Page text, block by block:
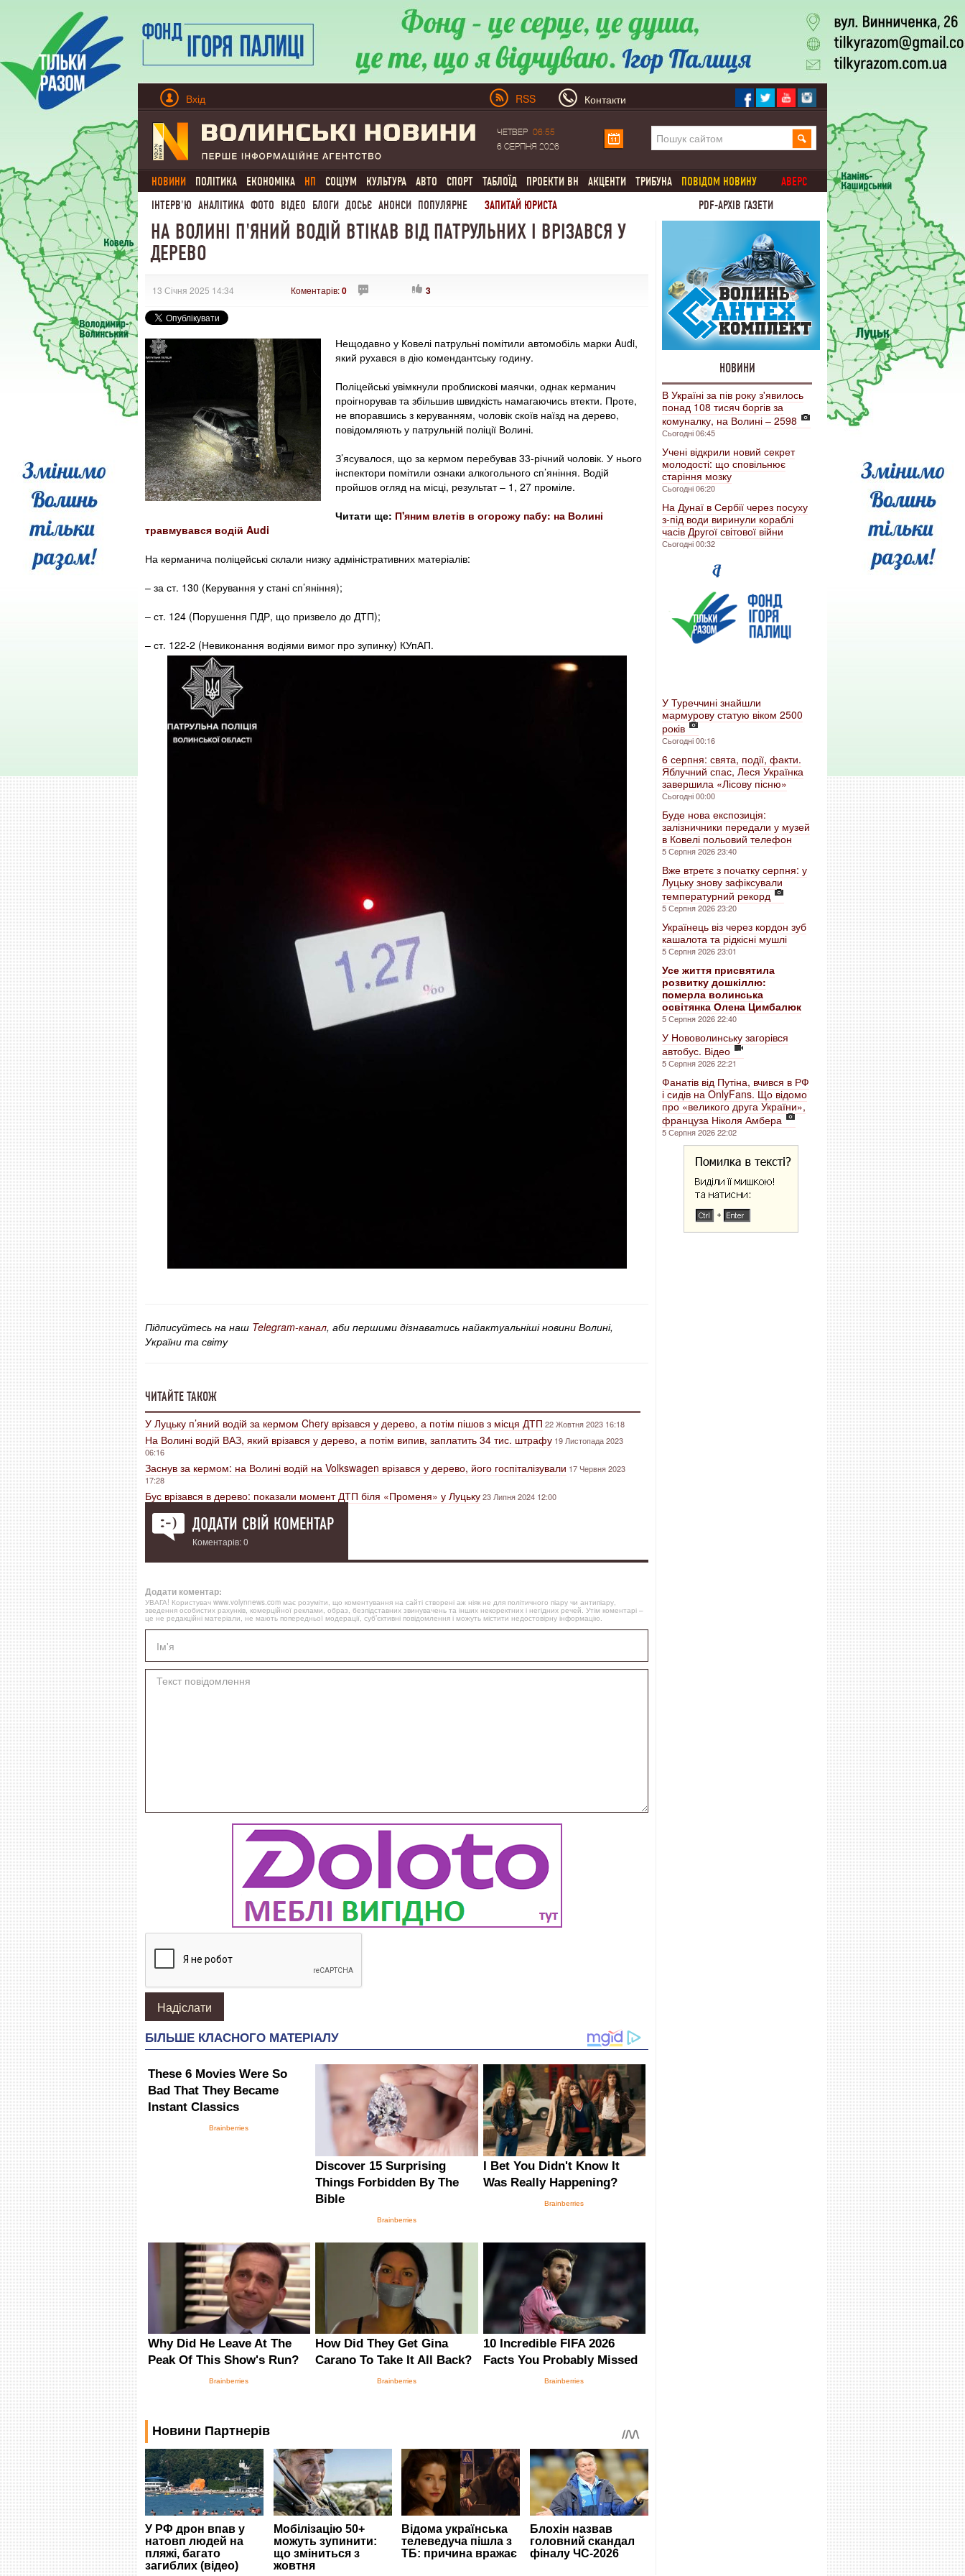
Вхід RSS Контакти
ЧЕТВЕР
06:55
6 СЕРПНЯ 2026
НОВИНИ ПОЛІТИКА ЕКОНОМІКА НП СОЦІУМ КУЛЬТУРА АВТО СПОРТ ТАБЛОЇД ПРОЕКТИ ВН АКЦЕНТИ ТРИБУНА ПОВІДОМ НОВИНУ
АВЕРС
ІНТЕРВ'Ю АНАЛІТИКА ФОТО ВІДЕО БЛОГИ ДОСЬЄ АНОНСИ ПОПУЛЯРНЕ ЗАПИТАЙ ЮРИСТА PDF-АРХІВ ГАЗЕТИ
НА ВОЛИНІ П'ЯНИЙ ВОДІЙ ВТІКАВ ВІД ПАТРУЛЬНИХ І ВРІЗАВСЯ У
ДЕРЕВО
13 Січня 2025 14:34 Коментарів:0 3
Нещодавно у Ковелі патрульні помітили автомобіль марки Audi,
який рухався в дію комендантську годину.
Поліцейські увімкнули проблискові маячки, однак керманич
проігнорував та збільшив швидкість намагаючись втекти. Проте,
не впоравшись з керуванням, чоловік скоїв наїзд на дерево,
повідомляють у патрульній поліції Волині.
З’ясувалося, що за кермом перебував 33-річний чоловік. У нього
інспектори помітили ознаки алкогольного сп’яніння. Водій
пройшов огляд на місці, результат – 1, 27 проміле.
Читати ще: П'яним влетів в огорожу пабу: на Волині
травмувався водій Audi
На керманича поліцейські склали низку адміністративних матеріалів:
– за ст. 130 (Керування у стані сп’яніння);
– ст. 124 (Порушення ПДР, що призвело до ДТП);
– ст. 122-2 (Невиконання водіями вимог про зупинку) КУпАП.
Підписуйтесь на наш Telegram-канал, аби першими дізнаватись найактуальніші новини Волині,
України та світу
ЧИТАЙТЕ ТАКОЖ
У Луцьку п’яний водій за кермом Chery врізався у дерево, а потім пішов з місця ДТП 22 Жовтня 2023 16:18
На Волині водій ВАЗ, який врізався у дерево, а потім випив, заплатить 34 тис. штрафу 19 Листопада 2023
06:16
Заснув за кермом: на Волині водій на Volkswagen врізався у дерево, його госпіталізували 17 Червня 2023
17:28
Бус врізався в дерево: показали момент ДТП біля «Променя» у Луцьку23 Липня 2024 12:00
ДОДАТИ СВІЙ КОМЕНТАР
Коментарів: 0
Додати коментар:
УВАГА! Користувач www.volynnews.com має розуміти, що коментування на сайті створені аж ніяк не для політичного піару чи антипіару,
зведення особистих рахунків, комерційної реклами, образ, безпідставних звинувачень та інших некоректних і негідних речей. Утім коментарі –
це не редакційні матеріали, не мають попередньої модерації, суб’єктивні повідомлення і можуть містити недостовірну інформацію.
НОВИНИ
В Україні за пів року з'явилось
понад 108 тисяч боргів за
комуналку, на Волині – 2598
Сьогодні 06:45
Учені відкрили новий секрет
молодості: що сповільнює
старіння мозку
Сьогодні 06:20
На Дунаї в Сербії через посуху
з-під води виринули кораблі
часів Другої світової війни
Сьогодні 00:32
У Туреччині знайшли
мармурову статую віком 2500
років
Сьогодні 00:16
6 серпня: свята, події, факти.
Яблучний спас, Леся Українка
завершила «Лісову пісню»
Сьогодні 00:00
Буде нова експозиція:
залізничники передали у музей
в Ковелі польовий телефон
5 Серпня 2026 23:40
Вже втретє з початку серпня: у
Луцьку знову зафіксували
температурний рекорд
5 Серпня 2026 23:20
Українець віз через кордон зуб
кашалота та рідкісні мушлі
5 Серпня 2026 23:01
Усе життя присвятила
розвитку дошкіллю:
померла волинська
освітянка Олена Цимбалюк
5 Серпня 2026 22:40
У Нововолинську загорівся
автобус. Відео
5 Серпня 2026 22:21
Фанатів від Путіна, вчився в РФ
і сидів на OnlyFans. Що відомо
про «великого друга України»,
француза Ніколя Амбера
5 Серпня 2026 22:02